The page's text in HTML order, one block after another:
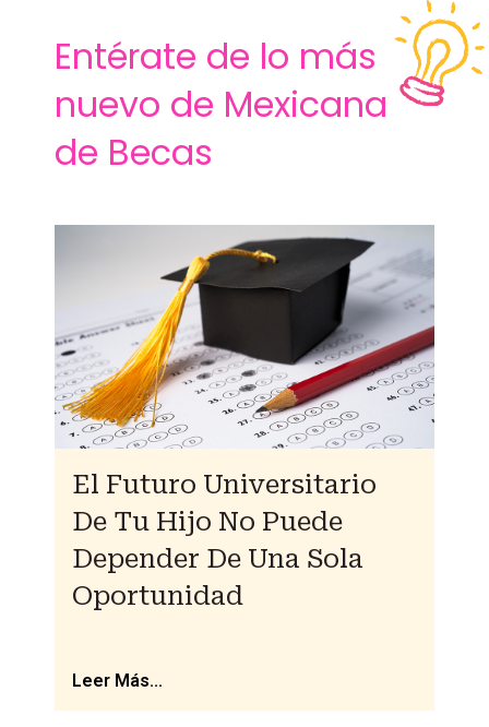
Entérate de lo más
nuevo de Mexicana
de Becas
El Futuro Universitario
De Tu Hijo No Puede
Depender De Una Sola
Oportunidad
Leer Más...